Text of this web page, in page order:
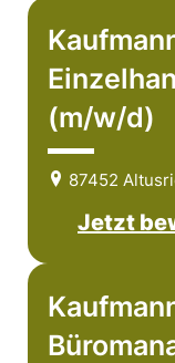
(m/w/d)
87452
Jetzt